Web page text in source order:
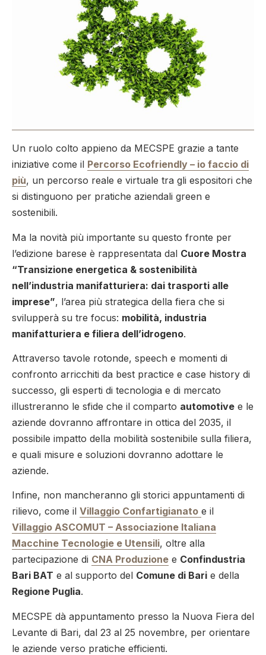
Un ruolo colto appieno da MECSPE grazie a tante
iniziative come il Percorso Ecofriendly – io faccio di
più, un percorso reale e virtuale tra gli espositori che
si distinguono per pratiche aziendali green e
sostenibili.
Ma la novità più importante su questo fronte per
l’edizione barese è rappresentata dal Cuore Mostra
“Transizione energetica & sostenibilità
nell’industria manifatturiera: dai trasporti alle
imprese”, l’area più strategica della fiera che si
svilupperà su tre focus: mobilità, industria
manifatturiera e filiera dell’idrogeno.
Attraverso tavole rotonde, speech e momenti di
confronto arricchiti da best practice e case history di
successo, gli esperti di tecnologia e di mercato
illustreranno le sfide che il comparto automotive e le
aziende dovranno affrontare in ottica del 2035, il
possibile impatto della mobilità sostenibile sulla filiera,
e quali misure e soluzioni dovranno adottare le
aziende.
Infine, non mancheranno gli storici appuntamenti di
rilievo, come il Villaggio Confartigianato e il
Villaggio ASCOMUT – Associazione Italiana
Macchine Tecnologie e Utensili, oltre alla
partecipazione di CNA Produzione e Confindustria
Bari BAT e al supporto del Comune di Bari e della
Regione Puglia.
MECSPE dà appuntamento presso la Nuova Fiera del
Levante di Bari, dal 23 al 25 novembre, per orientare
le aziende verso pratiche efficienti.